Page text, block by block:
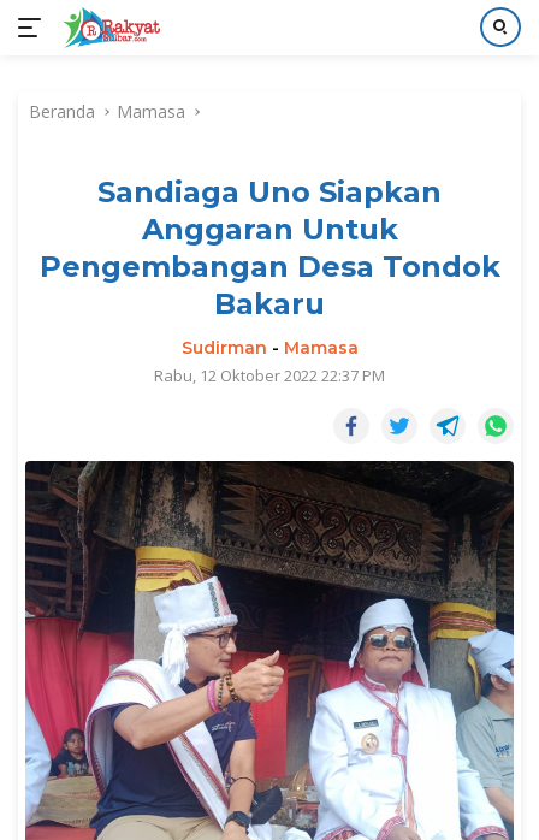
kontenBeranda Mamasa
Sandiaga Uno Siapkan
Anggaran Untuk
Pengembangan Desa Tondok
Bakaru
Sudirman - Mamasa
Rabu, 12 Oktober 2022 22:37 PM